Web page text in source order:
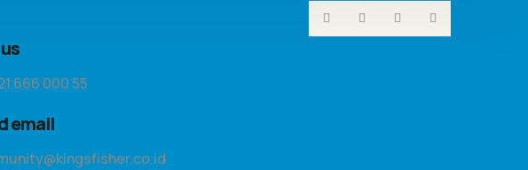
666 000 55
email